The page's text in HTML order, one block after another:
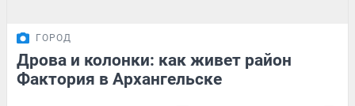
ГОРОД
Дрова и колонки: как живет район
Фактория в Архангельске